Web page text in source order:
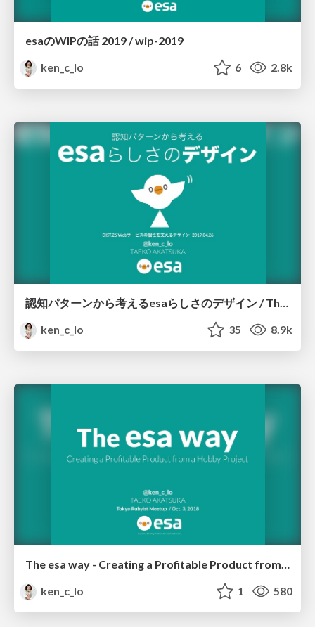
esaのWIPの話 2019 / wip-2019
ken_c_lo
6 2.8k
ken_c_lo
35 8.9k
The esa way - Creating a Profitable Product from a Hobby Project
ken_c_lo
1 580